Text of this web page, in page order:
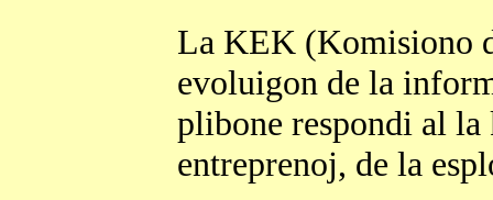
La KEK (Komisiono
evoluigon de la
plibone respondi al
entreprenoj, de la